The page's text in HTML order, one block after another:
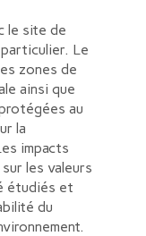
le site de
Le
zones de
ainsi que
au
la
impacts
les valeurs
étudiés et
du